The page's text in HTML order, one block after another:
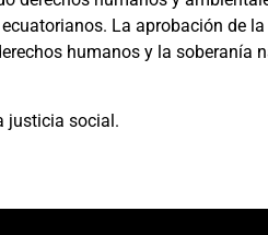
La aprobación de
humanos y la soberanía
justicia social.